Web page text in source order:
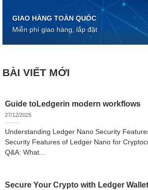
GIAO HÀNG TOÀN QUỐC
Miễn phí giao hàng, lắp đặt
BÀI VIẾT MỚI
Guide toLedgerin modern workflows
27/12/2025
Understanding Ledger Nano Security
Security Features of Ledger Nano for
Q&A: What...
Secure Your Crypto with Ledger